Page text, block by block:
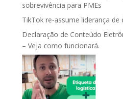
sobrevivência para PMEs
TikTok re-assume liderança
Declaração de Conteúdo
– Veja como funcionará.